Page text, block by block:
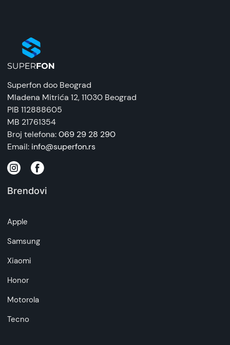
Superfon doo Beograd
Mladena Mitrića 12, 11030 Beograd
PIB 112888605
MB 21761354
Broj telefona:069 29 28 290
Email: info@superfon.rs
Brendovi
Apple
Samsung
Xiaomi
Honor
Motorola
Tecno